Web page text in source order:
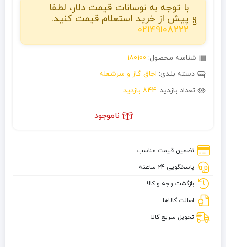
با توجه به نوسانات قیمت دلار، لطفا
پیش از خرید استعلام قیمت کنید.
02149108222
شناسه محصول: 180100
دسته بندی: اجاق گاز و سرشعله
تعداد بازدید: 844 بازدید
ناموجود
تضمین قیمت مناسب
پاسخگویی 24 ساعته
بازگشت وجه و کالا
اصالت کالاها
تحویل سریع کالا